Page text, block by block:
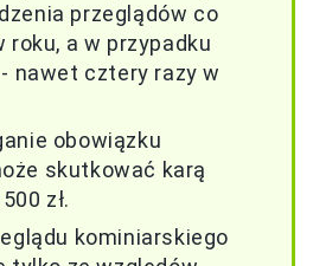
przeglądów co
roku, a w przypadku
nawet cztery razy w
obowiązku
skutkować karą
zł.
kominiarskiego